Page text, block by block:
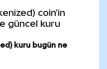
coin'in
güncel kuru
kuru bugün ne